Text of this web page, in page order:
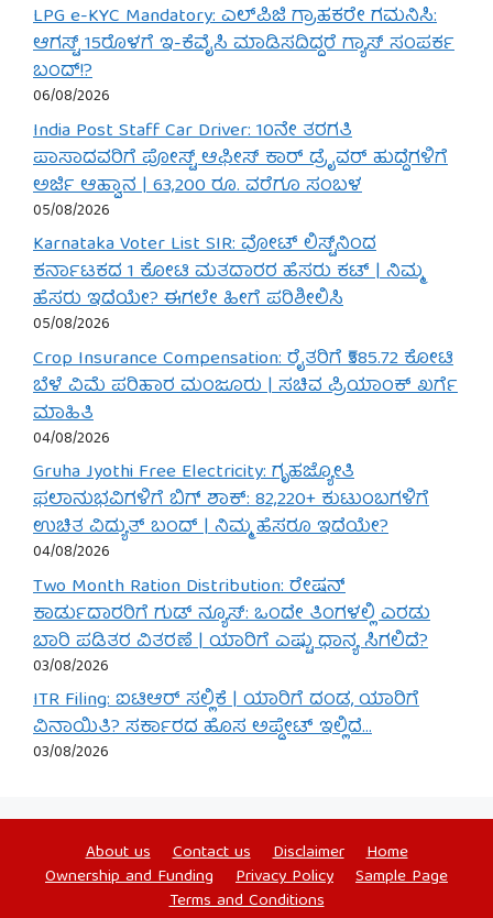
LPG e-KYC Mandatory: ಎಲ್‌ಪಿಜಿ ಗ್ರಾಹಕರೇ ಗಮನಿಸಿ:
ಆಗಸ್ಟ್ 15ರೊಳಗೆ ಇ-ಕೆವೈಸಿ ಮಾಡಿಸದಿದ್ದರೆ ಗ್ಯಾಸ್ ಸಂಪರ್ಕ
ಬಂದ್!?
06/08/2026
India Post Staff Car Driver: 10ನೇ ತರಗತಿ
ಪಾಸಾದವರಿಗೆ ಪೋಸ್ಟ್ ಆಫೀಸ್ ಕಾರ್ ಡ್ರೈವರ್ ಹುದ್ದೆಗಳಿಗೆ
ಅರ್ಜಿ ಆಹ್ವಾನ | 63,200 ರೂ. ವರೆಗೂ ಸಂಬಳ
05/08/2026
Karnataka Voter List SIR: ವೋಟ್ ಲಿಸ್ಟ್‌ನಿಂದ
ಕರ್ನಾಟಕದ 1 ಕೋಟಿ ಮತದಾರರ ಹೆಸರು ಕಟ್ | ನಿಮ್ಮ
ಹೆಸರು ಇದೆಯೇ? ಈಗಲೇ ಹೀಗೆ ಪರಿಶೀಲಿಸಿ
05/08/2026
Crop Insurance Compensation: ರೈತರಿಗೆ ₹585.72 ಕೋಟಿ
ಬೆಳೆ ವಿಮೆ ಪರಿಹಾರ ಮಂಜೂರು | ಸಚಿವ ಪ್ರಿಯಾಂಕ್ ಖರ್ಗೆ
ಮಾಹಿತಿ
04/08/2026
Gruha Jyothi Free Electricity: ಗೃಹಜ್ಯೋತಿ
ಫಲಾನುಭವಿಗಳಿಗೆ ಬಿಗ್ ಶಾಕ್: 82,220+ ಕುಟುಂಬಗಳಿಗೆ
ಉಚಿತ ವಿದ್ಯುತ್ ಬಂದ್ | ನಿಮ್ಮ ಹೆಸರೂ ಇದೆಯೇ?
04/08/2026
Two Month Ration Distribution: ರೇಷನ್
ಕಾರ್ಡುದಾರರಿಗೆ ಗುಡ್ ನ್ಯೂಸ್: ಒಂದೇ ತಿಂಗಳಲ್ಲಿ ಎರಡು
ಬಾರಿ ಪಡಿತರ ವಿತರಣೆ | ಯಾರಿಗೆ ಎಷ್ಟು ಧಾನ್ಯ ಸಿಗಲಿದೆ?
03/08/2026
ITR Filing: ಐಟಿಆರ್ ಸಲ್ಲಿಕೆ | ಯಾರಿಗೆ ದಂಡ, ಯಾರಿಗೆ
ವಿನಾಯಿತಿ? ಸರ್ಕಾರದ ಹೊಸ ಅಪ್ಡೇಟ್ ಇಲ್ಲಿದೆ…
03/08/2026
About us Contact us Disclaimer
Home
Ownership and Funding
Privacy Policy
Sample Page
Terms and Conditions